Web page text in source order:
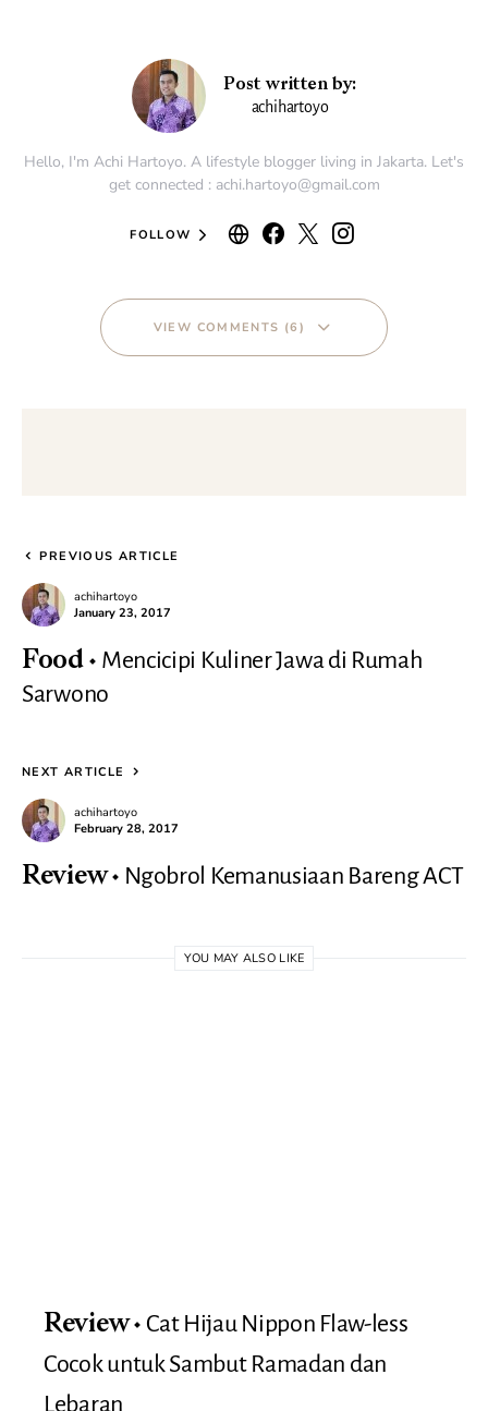
Post written by:
achihartoyo
Hello, I'm Achi Hartoyo. A lifestyle blogger living in Jakarta. Let's
get connected : achi.hartoyo@gmail.com
FOLLOW
VIEW COMMENTS (6)
PREVIOUS ARTICLE
achihartoyo
January 23, 2017
Food
Mencicipi Kuliner Jawa di Rumah
Sarwono
NEXT ARTICLE
achihartoyo
February 28, 2017
Review Ngobrol Kemanusiaan Bareng ACT
YOU MAY ALSO LIKE
Review
Cat Hijau Nippon Flaw-less
Cocok untuk Sambut Ramadan dan
Lebaran